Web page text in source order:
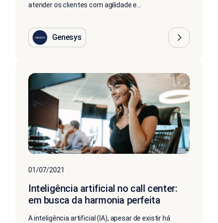
atender os clientes com agilidade e...
Genesys
01/07/2021
Inteligência artificial no call center:
em busca da harmonia perfeita
A inteligência artificial (IA), apesar de existir há